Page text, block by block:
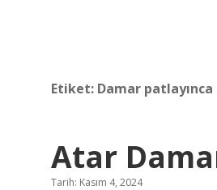
Etiket: Damar
Atar
Tarih: Kasım 4, 2024